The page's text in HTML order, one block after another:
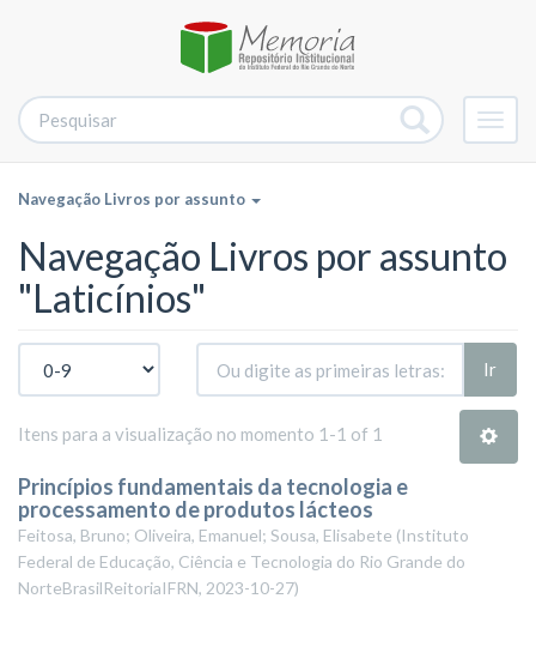
Navegação Livros por assunto
Navegação Livros por assunto
"Laticínios"
Ir
Itens para a visualização no momento 1-1 of 1
Princípios fundamentais da tecnologia e
processamento de produtos lácteos
Feitosa, Bruno; Oliveira, Emanuel; Sousa, Elisabete (Instituto
Federal de Educação, Ciência e Tecnologia do Rio Grande do
NorteBrasilReitoriaIFRN, 2023-10-27)